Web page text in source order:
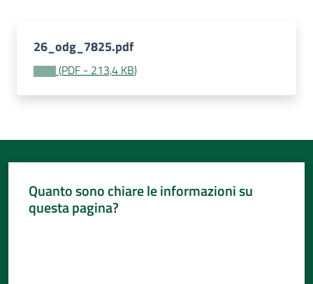
26_odg_7825.pdf
(PDF - 213,4 KB)
Quanto sono chiare le informazioni su
questa pagina?